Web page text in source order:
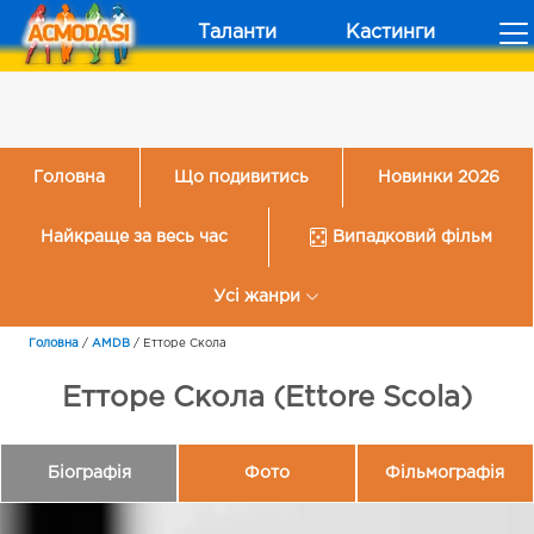
Таланти Кастинги
Головна Що подивитись Новинки 2026
Найкраще за весь час Випадковий фільм
Усі жанри
Головна / AMDB / Етторе Скола
Етторе Скола (Ettore Scola)
Біографія Фото Фільмографія